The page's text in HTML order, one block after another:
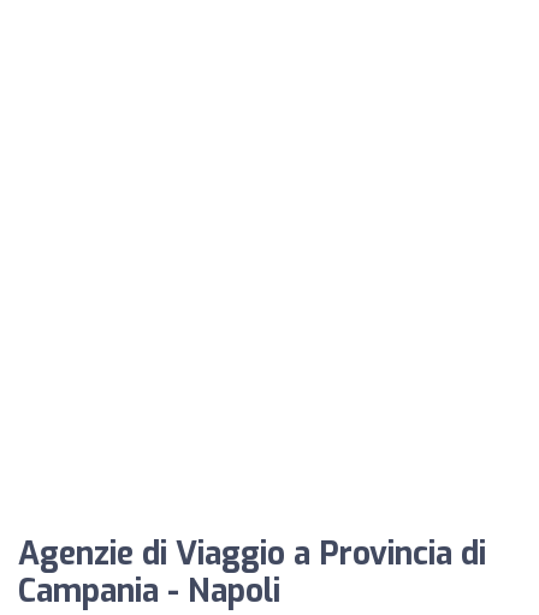
Agenzie di Viaggio a Provincia di
Campania - Napoli